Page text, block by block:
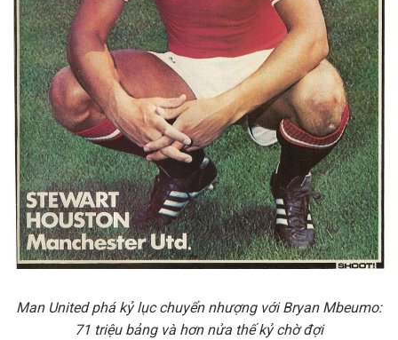
Man United phá kỷ lục chuyển nhượng với Bryan Mbeumo:
71 triệu bảng và hơn nửa thế kỷ chờ đợi